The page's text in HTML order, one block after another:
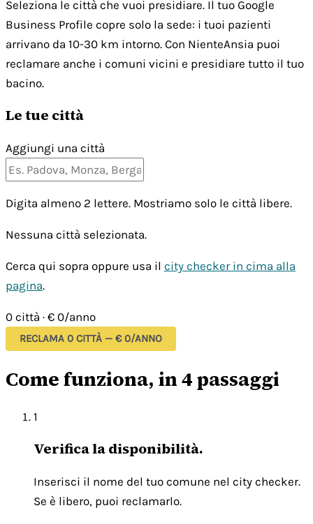
Seleziona le città che vuoi presidiare. Il tuo Google
Business Profile copre solo la sede: i tuoi pazienti
arrivano da 10-30 km intorno. Con NienteAnsia puoi
reclamare anche i comuni vicini e presidiare tutto il tuo
bacino.
Le tue città
Aggiungi una città
Digita almeno 2 lettere. Mostriamo solo le città libere.
Nessuna città selezionata.
Cerca qui sopra oppure usa il city checker in cima alla
pagina.
0 città · € 0/anno
RECLAMA 0 CITTÀ — € 0/ANNO
Come funziona, in 4 passaggi
1
Verifica la disponibilità.
Inserisci il nome del tuo comune nel city checker.
Se è libero, puoi reclamarlo.